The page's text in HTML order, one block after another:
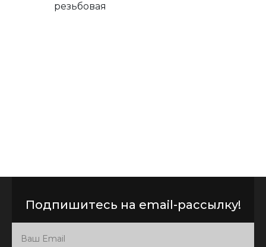
резьбовая
Подпишитесь на email-рассылку!